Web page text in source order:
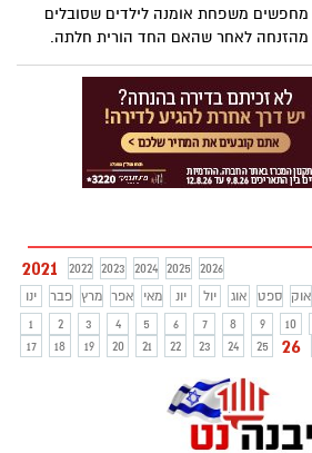
פי רוב כבר במשכורת ינואר 2022
מחפשים משפחת אומנה לילדים שסובלים
מהזנחה לאחר שהאם החד הורית חלתה.
הגננת מדווחת שהבת (בת ה4) מגיעה לגן
רעבה ועם טיטולים מלוכלכים. הבן התינוק
עדין לא התחיל לדבר. והם זקוקים למשפחת
אומנה שתגדל אותם זה עם זו. האם אתם
יכולים לתת לילדים מסגרת יציבה? אומנת
חירום היא פרק זמן של שלושה עד שישה
חירום עקב פגיעה ומצבי סיכון מיידים –
וזקוקים להגנה מיידית. בתקופת הקורונה
נוצר מחסור במשפחות כאלה.
2021 2022 2023 2024 2025
2026
ינו
פבר מרץ אפר מאי יונ יול אוג ספט אוק
1 2 3 4 5 6 7 8 9 10
17
18 19 20 21 22 23 24 25 26